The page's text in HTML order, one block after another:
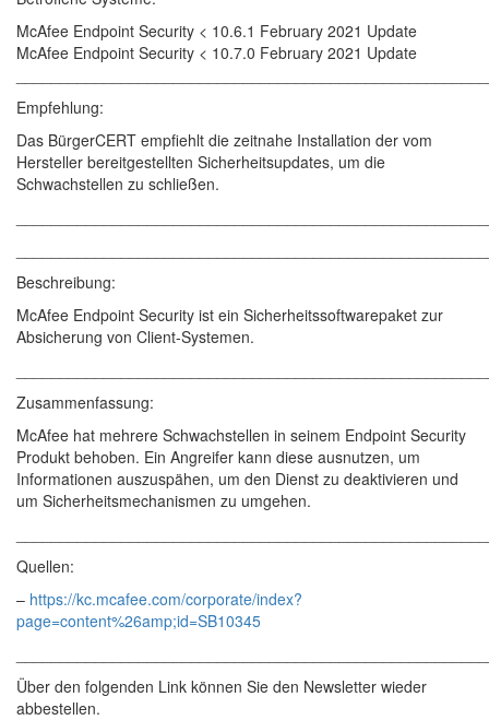
McAfee Endpoint Security < 10.6.1 February 2021 Update
McAfee Endpoint Security < 10.7.0 February 2021 Update
Empfehlung:
Das BürgerCERT empfiehlt die zeitnahe Installation der vom
Hersteller bereitgestellten Sicherheitsupdates, um die
Schwachstellen zu schließen.
Beschreibung:
McAfee Endpoint Security ist ein Sicherheitssoftwarepaket zur
Absicherung von Client-Systemen.
Zusammenfassung:
McAfee hat mehrere Schwachstellen in seinem Endpoint Security
Produkt behoben. Ein Angreifer kann diese ausnutzen, um
Informationen auszuspähen, um den Dienst zu deaktivieren und
um Sicherheitsmechanismen zu umgehen.
Quellen:
– https://kc.mcafee.com/corporate/index?
page=content%26amp;id=SB10345
Über den folgenden Link können Sie den Newsletter wieder
abbestellen.